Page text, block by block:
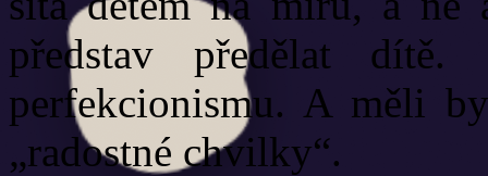
představ předělat
perfekcionismu. A měli
„radostné chvilky“.